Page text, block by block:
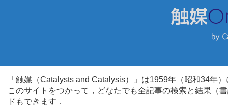
「触媒（Catalysts and Catalysis）」は1959年（昭和34年
このサイトをつかって，どなたでも全記事の検索と結果（
ドもできます．